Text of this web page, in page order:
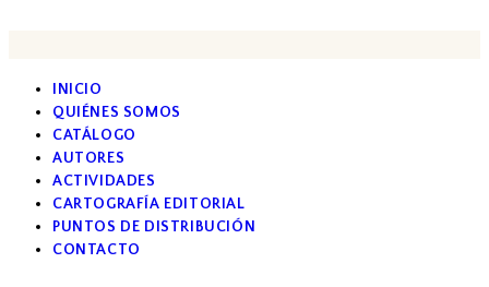
INICIO
QUIÉNES SOMOS
CATÁLOGO
AUTORES
ACTIVIDADES
CARTOGRAFÍA EDITORIAL
PUNTOS DE DISTRIBUCIÓN
CONTACTO